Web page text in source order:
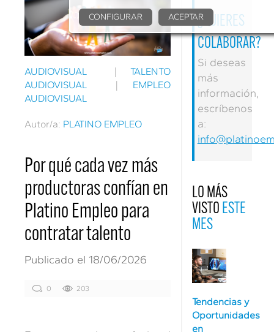
CONFIGURAR ACEPTAR
AUDIOVISUAL | TALENTO
AUDIOVISUAL
| EMPLEO
AUDIOVISUAL
Autor/a: PLATINO EMPLEO
Por qué cada vez más
productoras confían en
Platino Empleo para
contratar talento
Publicado el 18/06/2026
0 203
¿QUIERES
COLABORAR?
Si deseas
más
información,
escríbenos
a:
LO MÁS
VISTO ESTE
MES
Tendencias y
Oportunidades
en